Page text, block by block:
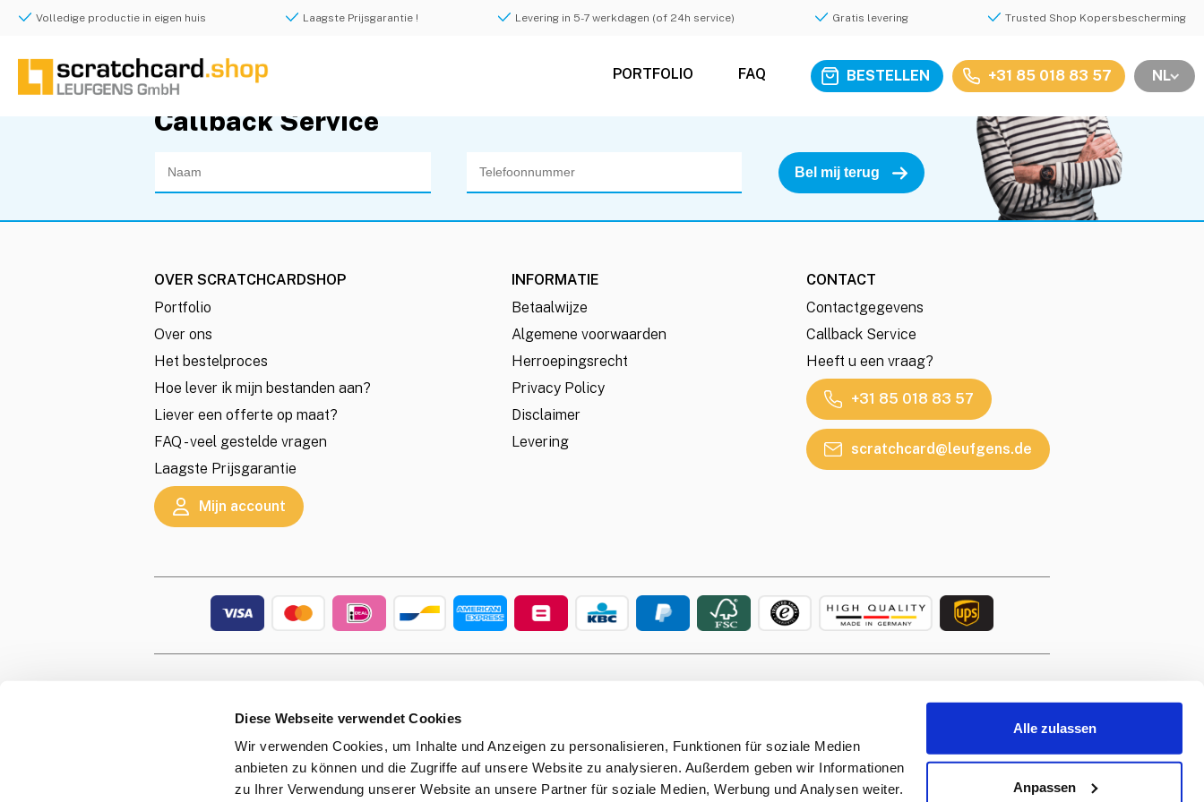
Diese Webseite verwendet Cookies
Wir verwenden Cookies, um Inhalte und Anzeigen zu personalisieren, Funktionen für soziale Medien
anbieten zu können und die Zugriffe auf unsere Website zu analysieren. Außerdem geben wir Informationen
zu Ihrer Verwendung unserer Website an unsere Partner für soziale Medien, Werbung und Analysen weiter.
Alle zulassen
Anpassen
Volledige productie in eigen huis Laagste Prijsgarantie ! Levering in 5-7 werkdagen (of 24h service) Gratis levering Trusted Shop Kopersbescherming
PORTFOLIO FAQ BESTELLEN +31 85 018 83 57 NL
Callback Service
OVER SCRATCHCARDSHOP
Portfolio
Over ons
Het bestelproces
Hoe lever ik mijn bestanden aan?
Liever een offerte op maat?
FAQ - veel gestelde vragen
Laagste Prijsgarantie
Mijn account
INFORMATIE
Betaalwijze
Algemene voorwaarden
Herroepingsrecht
Privacy Policy
Disclaimer
Levering
CONTACT
Contactgegevens
Callback Service
Heeft u een vraag?
+31 85 018 83 57
scratchcard@leufgens.de